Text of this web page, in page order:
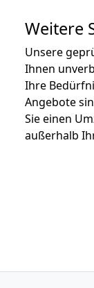
Weitere
Unsere
Ihnen
Ihre
Angebote
Sie einen
außerhalb